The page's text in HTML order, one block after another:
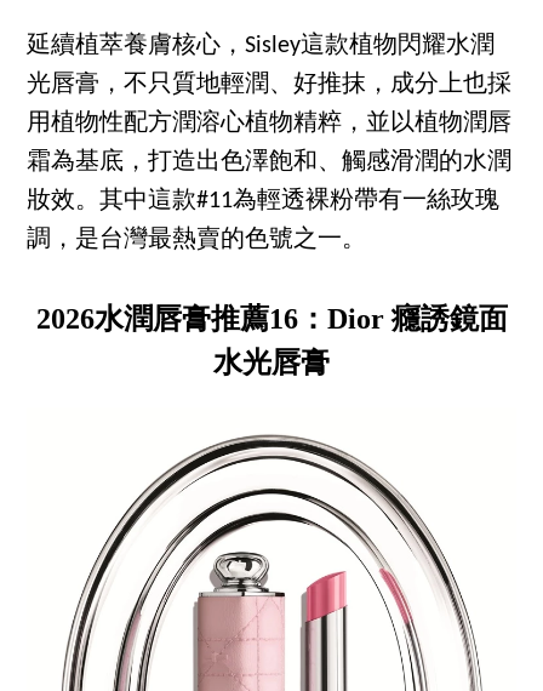
延續植萃養膚核心，Sisley這款植物閃耀水潤
光唇膏，不只質地輕潤、好推抹，成分上也採
用植物性配方潤溶心植物精粹，並以植物潤唇
霜為基底，打造出色澤飽和、觸感滑潤的水潤
妝效。其中這款#11為輕透裸粉帶有一絲玫瑰
調，是台灣最熱賣的色號之一。
2026水潤唇膏推薦16：Dior 癮誘鏡面
水光唇膏